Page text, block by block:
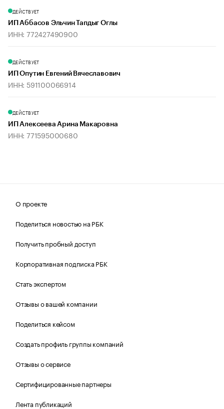
ДЕЙСТВУЕТ
ИП Аббасов Эльчин Тапдыг Оглы
ИНН: 772427490900
ДЕЙСТВУЕТ
ИП Опутин Евгений Вячеславович
ИНН: 591100066914
ДЕЙСТВУЕТ
ИП Алексеева Арина Макаровна
ИНН: 771595000680
О проекте
Поделиться новостью на РБК
Получить пробный доступ
Корпоративная подписка РБК
Стать экспертом
Отзывы о вашей компании
Поделиться кейсом
Создать профиль группы компаний
Отзывы о сервисе
Сертифицированные партнеры
Лента публикаций